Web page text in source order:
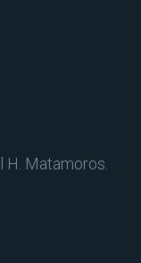
H. Matamoros.